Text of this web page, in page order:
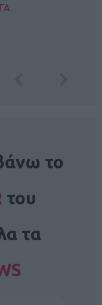
το
του
τα